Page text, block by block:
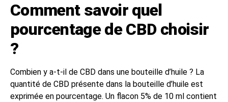
Comment savoir quel
pourcentage de CBD choisir
?
Combien y a-t-il de CBD dans une bouteille d’huile ? La
quantité de CBD présente dans la bouteille d’huile est
exprimée en pourcentage. Un flacon 5% de 10 ml contient